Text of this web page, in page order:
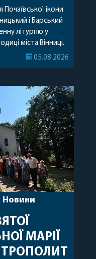
ікони
і Барський
літургію у
міста Вінниці.
підносилися
за воїнів, які
05.08.2026
Новини
МАРІЇ